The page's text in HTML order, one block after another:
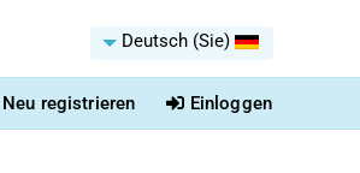
Deutsch (Sie)
Neu registrieren Einloggen